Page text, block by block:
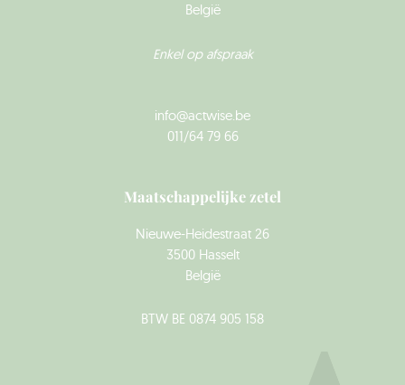
België
Enkel op afspraak
info@actwise.be
011/64 79 66
Maatschappelijke zetel
Nieuwe-Heidestraat 26
3500 Hasselt
België
BTW BE 0874 905 158